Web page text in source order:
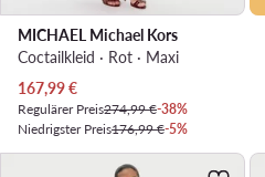
MICHAEL Michael Kors
Coctailkleid · Rot · Maxi
Aktueller Preis
167,99€
Regulärer Preis274,99 €-38%
Niedrigster Preis176,99 €-5%